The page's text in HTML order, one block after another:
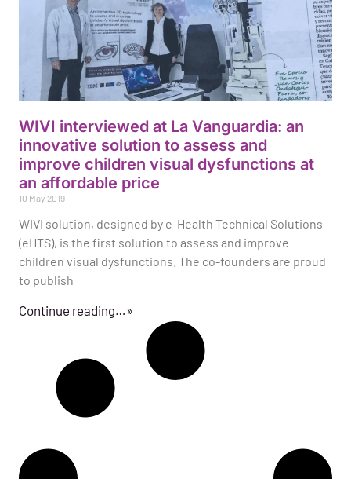
WIVI interviewed at La Vanguardia: an
innovative solution to assess and
improve children visual dysfunctions at
an affordable price
10 May 2019
WIVI solution, designed by e-Health Technical Solutions
(eHTS), is the first solution to assess and improve
children visual dysfunctions. The co-founders are proud
to publish
Continue reading…»